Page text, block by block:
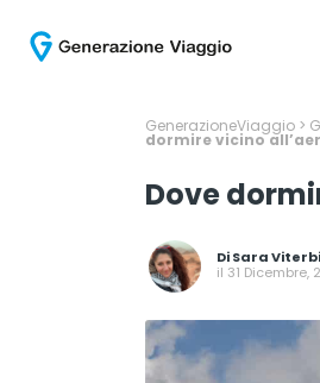
GenerazioneViaggio >
dormire vicino
Dove
DiSara Viterbi
il 31 Dicembre,